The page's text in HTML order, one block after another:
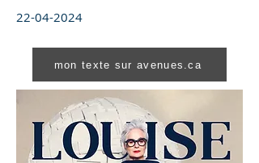
22-04-2024
mon texte sur avenues.ca